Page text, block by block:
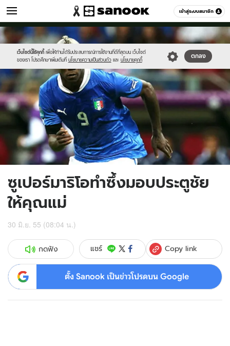
เข้าสู่ระบบสมาชิก
กีฬา หมวดอื่นๆ
เว็บไซต์นี้ใช้คุกกี้ เพื่อให้ท่านได้รับประสบการณ์การใช้งานที่ดีที่สุดบน เว็บไซต์
ของเรา โปรดศึกษาเพิ่มเติมที่ นโยบายความเป็นส่วนตัว และ นโยบายคุกกี้
ตกลง
Sanook
//s.isanook.com/sr/0/images/logo-
new-
sanook.png
600
60
//s.isanook.com/sp/0/ud/1/5819/mario.jpg
ซูเปอร์มาริโอทำซึ้งมอบประตูชัย
ให้คุณแม่
30 มิ.ย. 55 (08:04 น.)
กดฟัง แชร์ Copy link
ตั้ง Sanook เป็นข่าวโปรดบน Google